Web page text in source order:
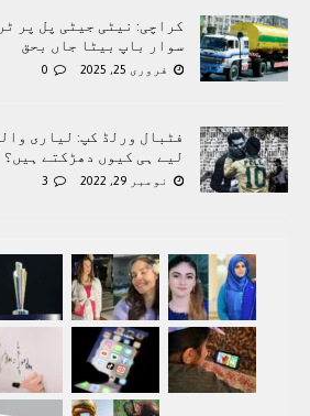
کراچی: نیٹی جیٹی پل پر
سوار باپ بیٹا جاں بحق
فروری 25, 2025 0
فٹبال ورلڈ کپ: لیاری
لیے ہی کیوں دھڑکتے ہیں؟
نومبر 29, 2022 3